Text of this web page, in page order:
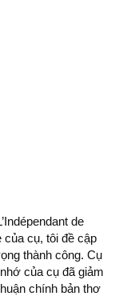
de
của cụ, tôi đề cập
thành công. Cụ
của cụ đã giảm
chính bản thơ